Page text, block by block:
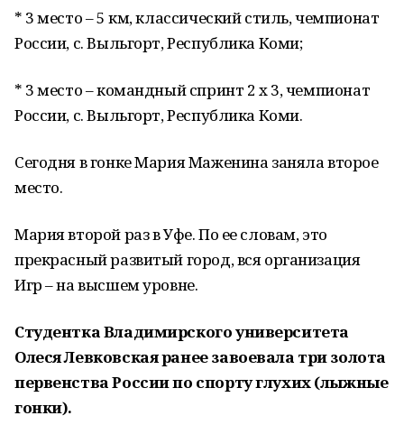
* 3 место – 5 км, классический стиль, чемпионат
России, с. Выльгорт, Республика Коми;
* 3 место – командный спринт 2 х 3, чемпионат
России, с. Выльгорт, Республика Коми.
Сегодня в гонке Мария Маженина заняла второе
место.
Мария второй раз в Уфе. По ее словам, это
прекрасный развитый город, вся организация
Игр – на высшем уровне.
Студентка Владимирского университета
Олеся Левковская ранее завоевала три золота
первенства России по спорту глухих (лыжные
гонки).